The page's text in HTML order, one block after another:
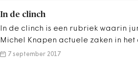
agenda, samenwerking tussen
deze artikelen is mede mogelijk
bijdrage van het mediafonds van
In de clinch
In de clinch is een rubriek waarin
Michel Knapen actuele zaken in
belicht. In dit dossier vindt u alle
7 september 2017